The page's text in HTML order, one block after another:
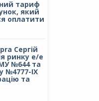
тариф
який
оплатити
Сергій
ринку е/е
№644 та
№4777-IX
та